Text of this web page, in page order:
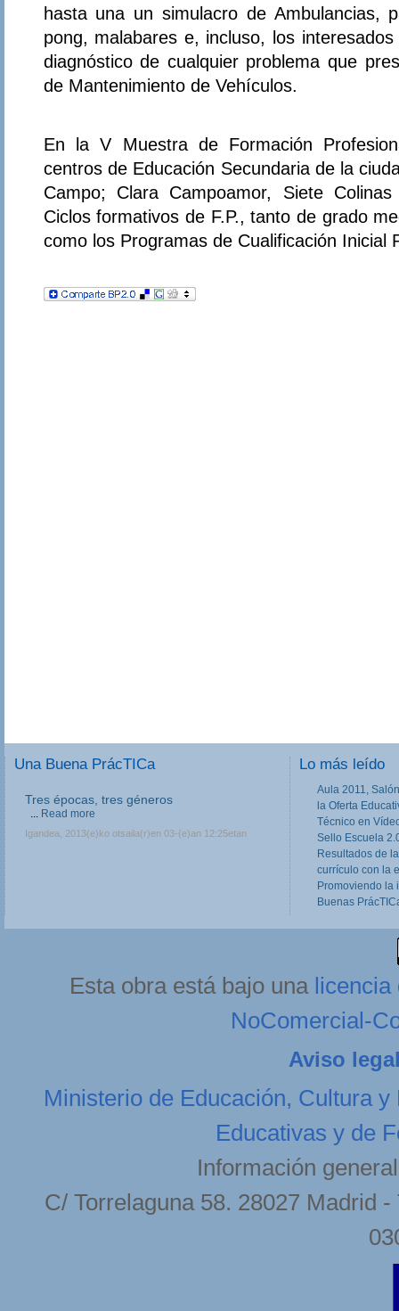
hasta una un simulacro de Ambulancias,
pong, malabares e, incluso, los
diagnóstico de cualquier problema que
de Mantenimiento de Vehículos.
En la V Muestra de Formación
centros de Educación Secundaria de la
Campo; Clara Campoamor, Siete
Ciclos formativos de F.P., tanto de grado
como los Programas de Cualificación Inicial
Una Buena PrácTICa
Tres épocas, tres géneros
... Read more
Igandea, 2013(e)ko otsaila(r)en 03-(e)an 12:25etan
Lo más leído
Aula 2011,
la Oferta
Técnico en
Sello Escuela
Resultados de
currículo con la
Promoviendo la
Buenas
Esta obra está bajo una licencia
NoComercial-
Aviso
Ministerio de Educación, Cultura y
Educativas y de
Información
C/ Torrelaguna 58. 28027 Madrid